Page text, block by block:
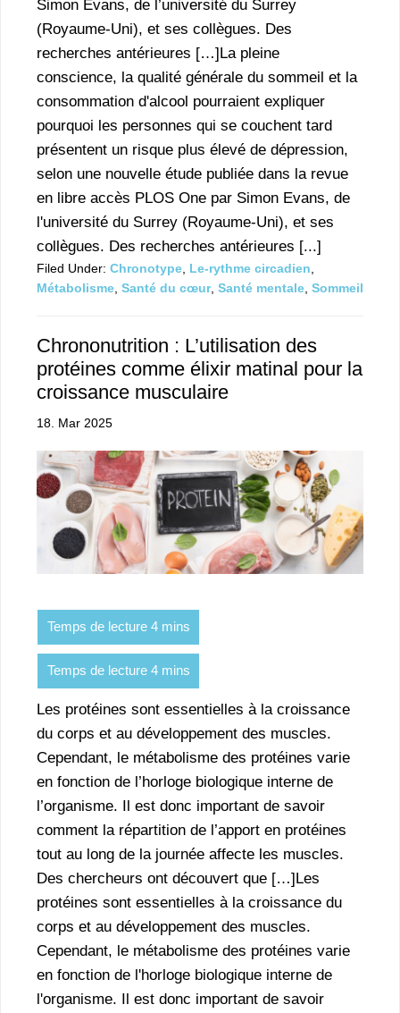
Simon Evans, de l’université du Surrey
(Royaume-Uni), et ses collègues. Des
recherches antérieures […]La pleine
conscience, la qualité générale du sommeil et la
consommation d'alcool pourraient expliquer
pourquoi les personnes qui se couchent tard
présentent un risque plus élevé de dépression,
selon une nouvelle étude publiée dans la revue
en libre accès PLOS One par Simon Evans, de
l'université du Surrey (Royaume-Uni), et ses
collègues. Des recherches antérieures [...]
Filed Under: Chronotype Le-rythme circadien
Métabolisme Santé du cœur, Santé mentale Sommeil
Chrononutrition : L’utilisation des
protéines comme élixir matinal pour la
croissance musculaire
18. Mar 2025
Les protéines sont essentielles à la croissance
du corps et au développement des muscles.
Cependant, le métabolisme des protéines varie
en fonction de l’horloge biologique interne de
l’organisme. Il est donc important de savoir
comment la répartition de l’apport en protéines
tout au long de la journée affecte les muscles.
Des chercheurs ont découvert que […]Les
protéines sont essentielles à la croissance du
corps et au développement des muscles.
Cependant, le métabolisme des protéines varie
en fonction de l'horloge biologique interne de
l'organisme. Il est donc important de savoir